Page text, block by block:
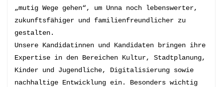
„mutig Wege gehen“, um Unna noch lebenswerter,
zukunftsfähiger und familienfreundlicher zu
gestalten.
Unsere Kandidatinnen und Kandidaten bringen ihre
Kinder und Jugendliche, Digitalisierung sowie
nachhaltige Entwicklung ein. Besonders wichtig